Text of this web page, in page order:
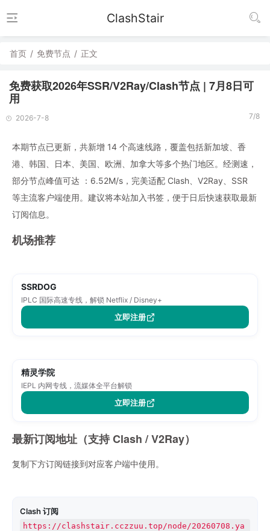
ClashStair
首页 / 免费节点 / 正文
免费获取2026年SSR/V2Ray/Clash节点 | 7月8日可
用
2026-7-8 7/8
本期节点已更新，共新增 14 个高速线路，覆盖包括新加坡、香
港、韩国、日本、美国、欧洲、加拿大等多个热门地区。经测速，
部分节点峰值可达 ：6.52M/s，完美适配 Clash、V2Ray、SSR
等主流客户端使用。建议将本站加入书签，便于日后快速获取最新
订阅信息。
机场推荐
SSRDOG
IPLC 国际高速专线，解锁 Netflix / Disney+
立即注册
精灵学院
IEPL 内网专线，流媒体全平台解锁
立即注册
最新订阅地址（支持 Clash / V2Ray）
复制下方订阅链接到对应客户端中使用。
Clash 订阅
https://clashstair.cczzuu.top/node/20260708.ya